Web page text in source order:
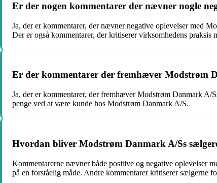
Er der nogen kommentarer der nævner nogle
Ja, der er kommentarer, der nævner negative oplevelser med
Der er også kommentarer, der kritiserer virksomhedens
Er der kommentarer der fremhæver Modstrøm
Ja, der er kommentarer, der fremhæver Modstrøm Danmark A/
penge ved at være kunde hos Modstrøm Danmark A/S.
Hvordan bliver Modstrøm Danmark A/Ss
Kommentarerne nævner både positive og negative oplevelser
på en forståelig måde. Andre kommentarer kritiserer sælgerne